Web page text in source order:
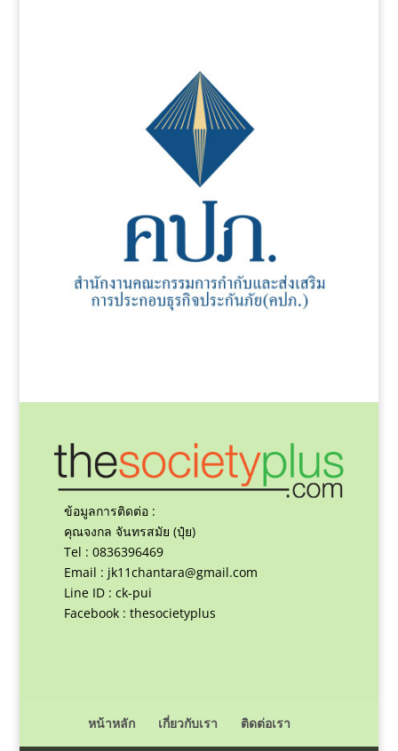
ข้อมูลการติดต่อ :
คุณจงกล จันทรสมัย (ปุ๋ย)
Tel : 0836396469
Email : jk11chantara@gmail.com
Line ID : ck-pui
Facebook : thesocietyplus
หน้าหลัก เกี่ยวกับเรา ติดต่อเรา